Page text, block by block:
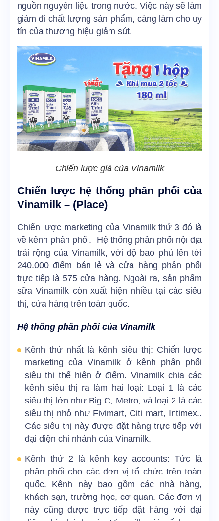
nguồn nguyên liệu trong nước. Việc này sẽ làm
giảm đi chất lượng sản phẩm, càng làm cho uy
tín của thương hiệu giảm sút.
Chiến lược giá của Vinamilk
Chiến lược hệ thống phân phối của
Vinamilk – (Place)
Chiến lược marketing của Vinamilk thứ 3 đó là
về kênh phân phối. Hệ thống phân phối nội địa
trải rộng của Vinamilk, với độ bao phủ lên tới
240.000 điểm bán lẻ và cửa hàng phân phối
trực tiếp là 575 cửa hàng. Ngoài ra, sản phẩm
sữa Vinamilk còn xuất hiện nhiều tại các siêu
thị, cửa hàng trên toàn quốc.
Hệ thống phân phối của Vinamilk
Kênh thứ nhất là kênh siêu thị: Chiến lược
marketing của Vinamilk ở kênh phân phối
siêu thị thể hiện ở điểm. Vinamilk chia các
kênh siêu thị ra làm hai loại: Loại 1 là các
siêu thị lớn như Big C, Metro, và loại 2 là các
siêu thị nhỏ như Fivimart, Citi mart, Intimex..
Các siêu thị này được đặt hàng trực tiếp với
đại diện chi nhánh của Vinamilk.
Kênh thứ 2 là kênh key accounts: Tức là
phân phối cho các đơn vị tổ chức trên toàn
quốc. Kênh này bao gồm các nhà hàng,
khách sạn, trường học, cơ quan. Các đơn vị
này cũng được trực tiếp đặt hàng với đại